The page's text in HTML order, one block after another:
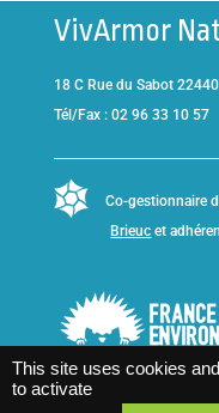
VivArmor
18 C Rue du Sabot
Tél/Fax : 02 96 33 10 57
Co-gestionnaire
Brieuc et
This site uses cookies
to activate